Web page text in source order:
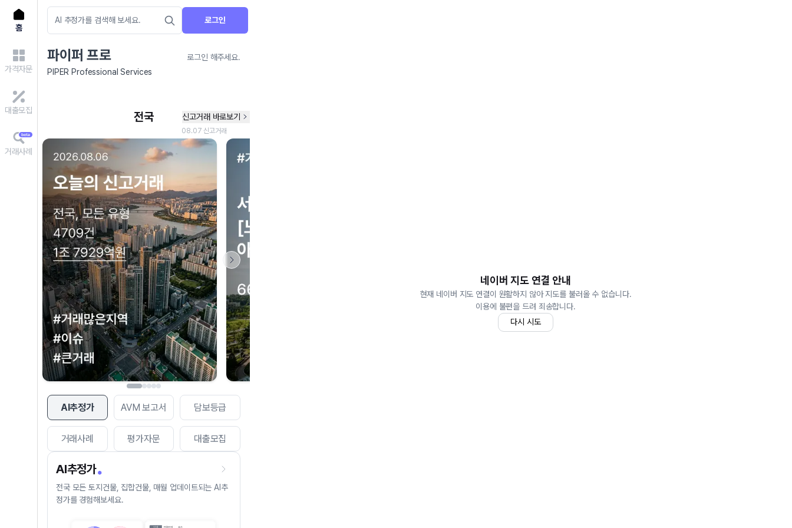
홈
가격자문
대출모집
거래사례
로그인
파이퍼 프로
로그인 해주세요.
PIPER Professional Services
AI추정가 AVM 보고서 담보등급
거래사례 평가자문 대출모집
AI추정가
전국 모든 토지건물, 집합건물, 매월 업데이트되는 AI추
정가를 경험해보세요.
네이버 지도 연결 안내
현재 네이버 지도 연결이 원활하지 않아 지도를 불러올 수 없습니다.
이용에 불편을 드려 죄송합니다.
다시 시도